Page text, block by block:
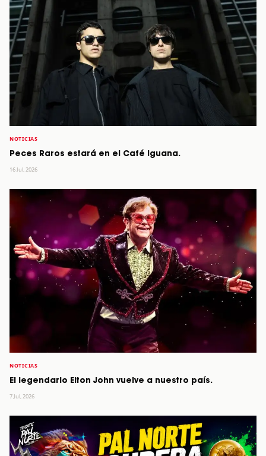
NOTICIAS
Peces Raros estará en el Café Iguana.
16 Jul, 2026
NOTICIAS
El legendario Elton John vuelve a nuestro país.
7 Jul, 2026